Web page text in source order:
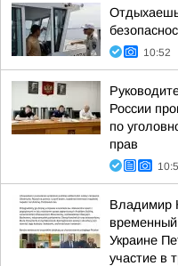
10:52
России
по
прав
Владимир
Украине
участие в